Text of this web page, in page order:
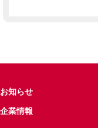
お知らせ
企業情報